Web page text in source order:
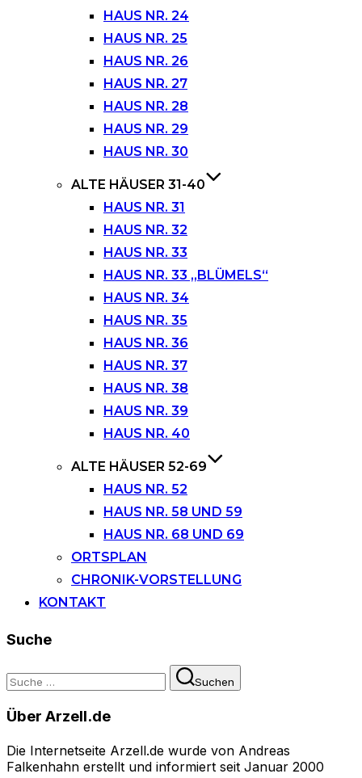
HAUS NR. 24
HAUS NR. 25
HAUS NR. 26
HAUS NR. 27
HAUS NR. 28
HAUS NR. 29
HAUS NR. 30
ALTE HÄUSER 31-40
HAUS NR. 31
HAUS NR. 32
HAUS NR. 33
HAUS NR. 33 „BLÜMELS“
HAUS NR. 34
HAUS NR. 35
HAUS NR. 36
HAUS NR. 37
HAUS NR. 38
HAUS NR. 39
HAUS NR. 40
ALTE HÄUSER 52-69
HAUS NR. 52
HAUS NR. 58 UND 59
HAUS NR. 68 UND 69
ORTSPLAN
CHRONIK-VORSTELLUNG
KONTAKT
Suche
Suchen
nach:
Suchen
Über Arzell.de
Die Internetseite Arzell.de wurde von Andreas
Falkenhahn erstellt und informiert seit Januar 2000